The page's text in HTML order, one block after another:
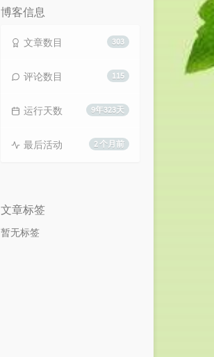
博客信息
303
文章数目
115
评论数目
9年323天
运行天数
2 个月前
最后活动
文章标签
暂无标签